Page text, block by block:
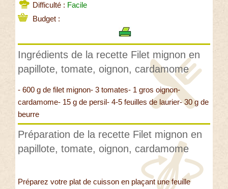
Difficulté : Facile
Budget :
Ingrédients de la recette Filet mignon en
papillote, tomate, oignon, cardamome
- 600 g de filet mignon- 3 tomates- 1 gros oignon-
cardamome- 15 g de persil- 4-5 feuilles de laurier- 30 g de
beurre
Préparation de la recette Filet mignon en
papillote, tomate, oignon, cardamome
Préparez votre plat de cuisson en plaçant une feuille